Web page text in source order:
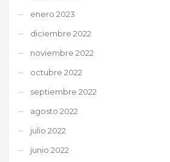
enero 2023
diciembre 2022
noviembre 2022
octubre 2022
septiembre 2022
agosto 2022
julio 2022
junio 2022